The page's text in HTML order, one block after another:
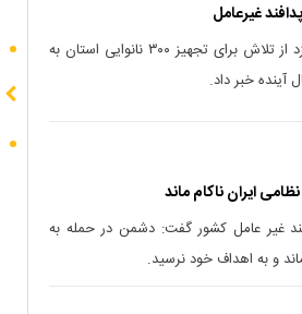
مدیر کل پدافند غیرعامل استان یزد از تلاش برای تجهیز ۳۰۰ نانوایی استان به
آینده خبر داد.
ایران ناکام ماند
غیر عامل کشور گفت: دشمن در حمله به
و به اهداف خود نرسید.